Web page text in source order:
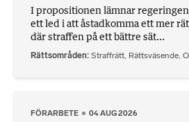
I propositionen lämnar
ett led i att åstadkomma ett mer
där straffen på ett bättre sät...
Rättsområden Straffrätt, Rättsväsende,
FÖRARBETE 04 AUG 2026